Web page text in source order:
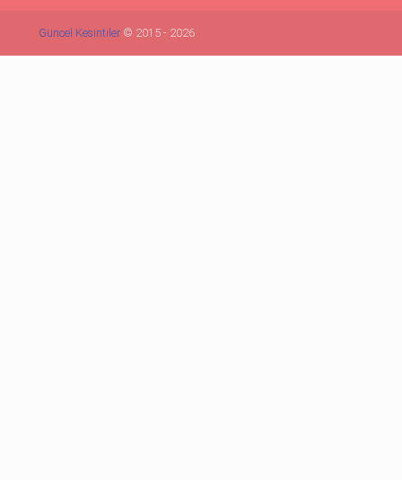
Güncel Kesintiler© 2015 - 2026